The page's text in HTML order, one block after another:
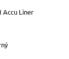
Accu Liner